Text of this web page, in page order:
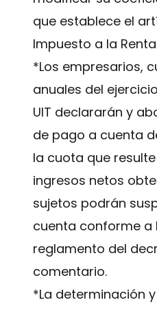
que establece el
Impuesto a la
*Los empresarios,
anuales del
UIT declararán y
de pago a cuenta
la cuota que resulte
ingresos netos
sujetos podrán
cuenta conforme a
reglamento del
comentario.
*La determinación